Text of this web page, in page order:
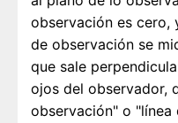
observación es cero,
de observación se
que sale
ojos del observador,
observación" o "línea